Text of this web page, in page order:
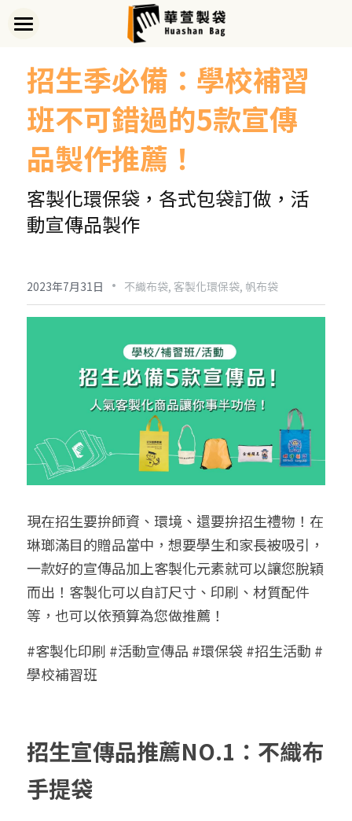
關於華萱
部落格
客製實例
產品列表
➢全款式總覽
➢帆布袋
➢保溫保冷袋
➢潛水布袋
➢杯袋/餐具袋
➢野餐墊
➢尼龍&牛津布袋
➢毛氈布袋
➢編織袋
➢麻布袋
➢水洗牛皮紙袋
➢咖啡渣/軟木袋
開始訂做
➢印刷須知
➢布料/印刷/配件
➢布料介紹
➢配件介紹
➢打樣和樣品
➢常見Q&A
線上詢價
繁體中文
LINE@客服
招生季必備：學校補習
班不可錯過的5款宣傳
品製作推薦！
客製化環保袋，各式包袋訂做，活
動宣傳品製作
2023年7月31日 · 不織布袋, 客製化環保袋, 帆布袋
現在招生要拚師資、環境、還要拚招生禮物！在
琳瑯滿目的贈品當中，想要學生和家長被吸引，
一款好的宣傳品加上客製化元素就可以讓您脫穎
而出！客製化可以自訂尺寸、印刷、材質配件
等，也可以依預算為您做推薦！
#客製化印刷 #活動宣傳品 #環保袋 #招生活動 #
學校補習班
招生宣傳品推薦NO.1：不織布
手提袋